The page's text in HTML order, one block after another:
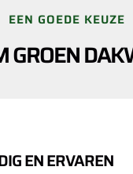
EEN GOEDE KEUZE
GROEN
EN ERVAREN